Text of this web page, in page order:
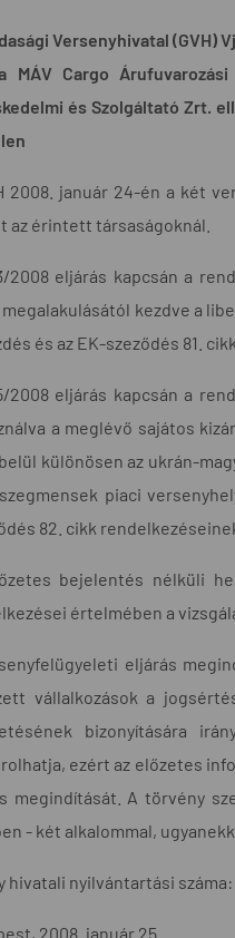
Versenyhivatal (GVH)
MÁV Cargo
és Szolgáltató Zrt.
2008. január 24-én a két
az érintett társaságoknál.
2008 eljárás kapcsán a
megalakulásától kezdve a
és az EK-szeződés 81.
2008 eljárás kapcsán a
a meglévő sajátos
különösen az ukrán-
piaci
82. cikk
bejelentés nélküli
értelmében a
eljárás
vállalkozások a
bizonyítására
ezért az előzetes
megindítását. A törvény
- két alkalommal,
hivatali nyilvántartási száma:
2008. január 25.